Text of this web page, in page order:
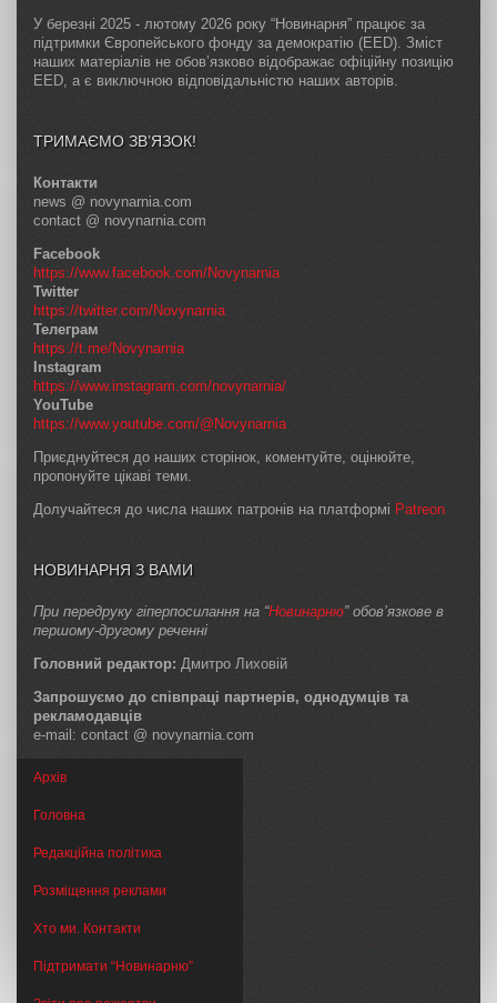
У березні 2025 - лютому 2026 року “Новинарня” працює за
підтримки Європейського фонду за демократію (EED). Зміст
наших матеріалів не обов’язково відображає офіційну позицію
EED, а є виключною відповідальністю наших авторів.
ТРИМАЄМО ЗВ’ЯЗОК!
Контакти
news @ novynarnia.com
contact @ novynarnia.com
Facebook
https://www.facebook.com/Novynarnia
Twitter
https://twitter.com/Novynarnia
Телеграм
https://t.me/Novynarnia
Instagram
https://www.instagram.com/novynarnia/
YouTube
https://www.youtube.com/@Novynarnia
Приєднуйтеся до наших сторінок, коментуйте, оцінюйте,
пропонуйте цікаві теми.
Долучайтеся до числа наших патронів на платформі Patreon
НОВИНАРНЯ З ВАМИ
При передруку гіперпосилання на “Новинарню” обов’язкове в
першому-другому реченні
Головний редактор: Дмитро Лиховій
Запрошуємо до співпраці партнерів, однодумців та
рекламодавців
e-mail: contact @ novynarnia.com
Архів
Головна
Редакційна політика
Розміщення реклами
Хто ми. Контакти
Підтримати “Новинарню”